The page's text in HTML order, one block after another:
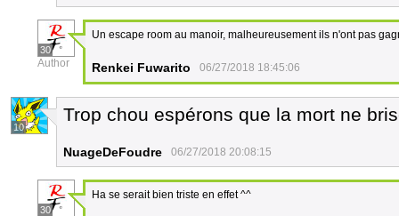
30
Author
Un escape room au manoir, malheureusement ils n'ont pas
Renkei Fuwarito 06/27/2018 18:45:06
10
Trop chou espérons que la mort ne
NuageDeFoudre 06/27/2018 20:08:15
30
Ha se serait bien triste en effet ^^